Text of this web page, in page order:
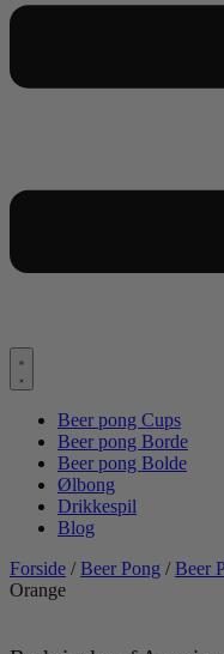
Beer pong Cups
Beer pong Borde
Beer pong Bolde
Ølbong
Drikkespil
Blog
Forside /Beer Pong /Beer
Orange